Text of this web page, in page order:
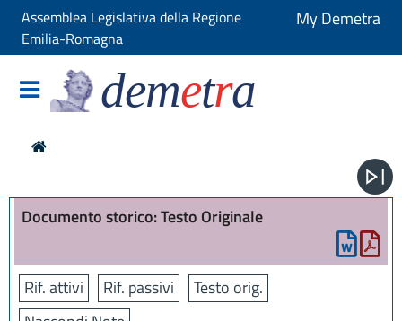
Assemblea Legislativa della Regione
Emilia-Romagna
My Demetra
demetra
Documento storico: Testo Originale
Rif. attivi Rif. passivi
Testo orig.